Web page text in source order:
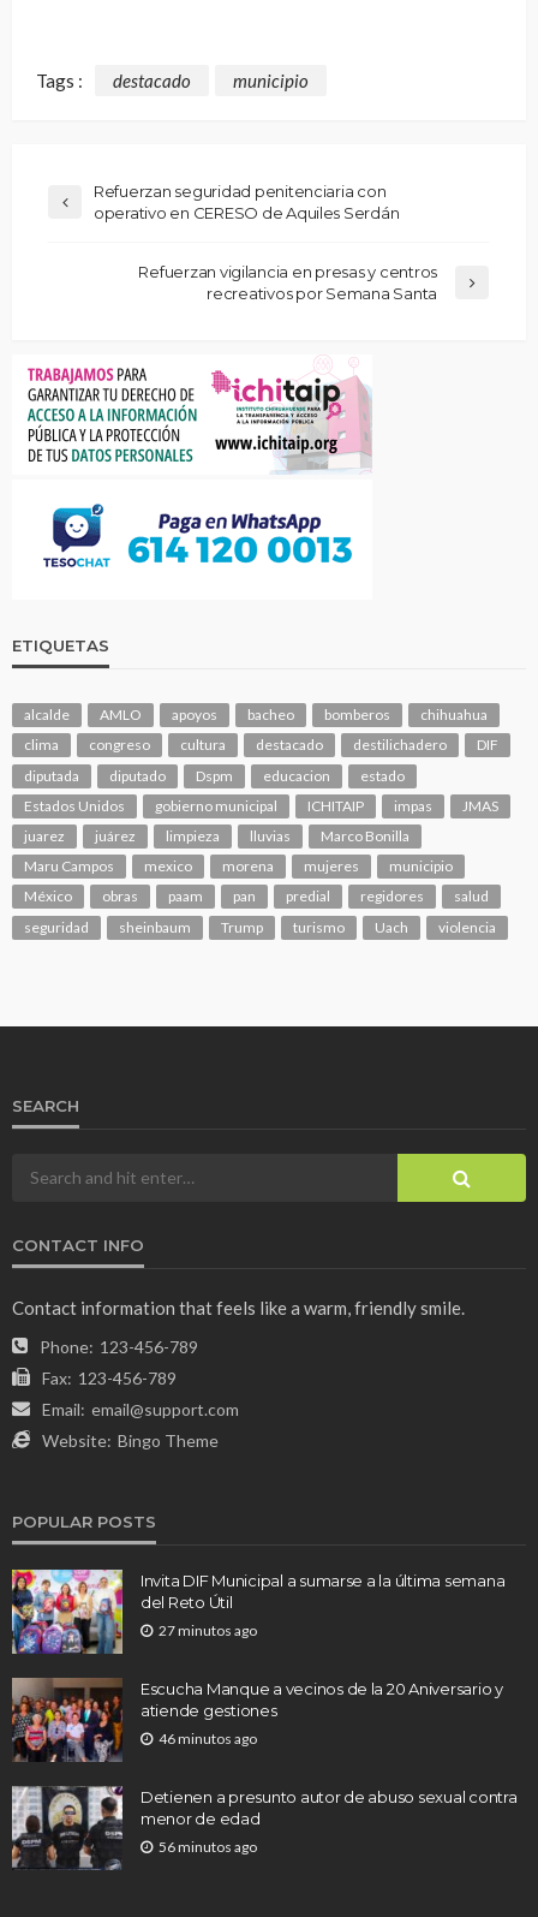
Tags : destacado municipio
Refuerzan seguridad penitenciaria con
operativo en CERESO de Aquiles Serdán
Refuerzan vigilancia en presas y centros
recreativos por Semana Santa
ETIQUETAS
alcalde AMLO apoyos bacheo bomberos
chihuahua
clima
congreso cultura destacado destilichadero
DIF
diputada
diputado Dspm educacion
estado
Estados Unidos
gobierno municipal ICHITAIP impas
JMAS
juarez
juárez limpieza lluvias
Marco Bonilla
Maru Campos
mexico morena mujeres
municipio
México
obras paam pan predial regidores
salud
seguridad
sheinbaum Trump turismo Uach violencia
SEARCH
CONTACT INFO
Contact information that feels like a warm, friendly smile.
Phone: 123-456-789
Fax: 123-456-789
Email: email@support.com
Website: Bingo Theme
POPULAR POSTS
Invita DIF Municipal a sumarse a la última semana
del Reto Útil
27 minutos ago
Escucha Manque a vecinos de la 20 Aniversario y
atiende gestiones
46 minutos ago
Detienen a presunto autor de abuso sexual contra
menor de edad
56 minutos ago